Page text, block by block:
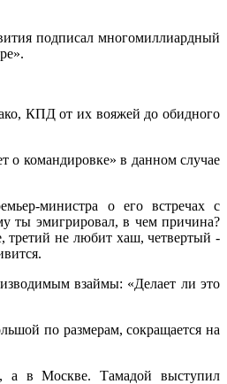
подписал многомиллиардный
КПД от их вояжей до обидного
о командировке» в данном случае
министра о его встречах с
ты эмигрировал, в чем причина?
третий не любит хаш, четвертый -
взаймы: «Делает ли это
по размерам, сокращается на
а в Москве. Тамадой выступил